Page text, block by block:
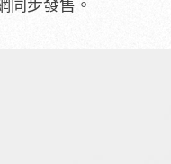
同步發售。